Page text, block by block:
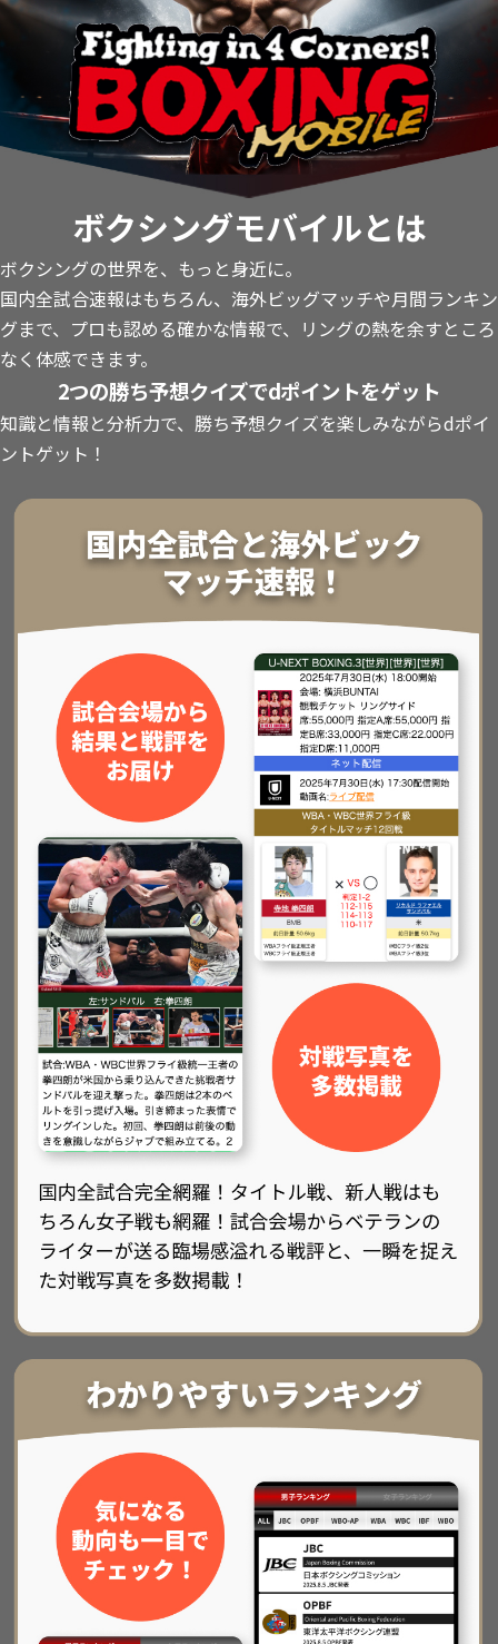
ボクシングモバイルとは
ボクシングの世界を、もっと身近に。
国内全試合速報はもちろん、海外ビッグマッチや月間ランキン
グまで、プロも認める確かな情報で、リングの熱を余すところ
なく体感できます。
2つの勝ち予想クイズでdポイントをゲット
知識と情報と分析力で、勝ち予想クイズを楽しみながらdポイ
ントゲット！